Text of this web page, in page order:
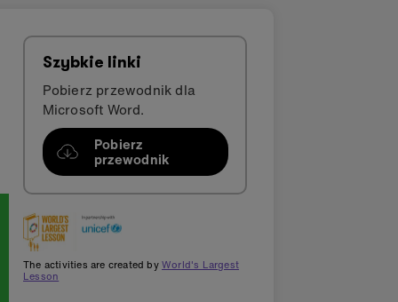
Szybkie linki
Pobierz przewodnik dla
Microsoft Word.
Pobierz
przewodnik
The activities are created byWorld's Largest
Lesson